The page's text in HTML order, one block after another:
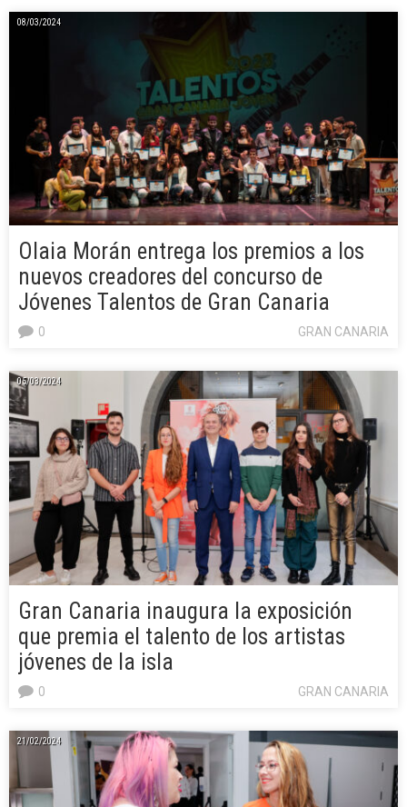
08/03/2024
Olaia Morán entrega los premios a los
nuevos creadores del concurso de
Jóvenes Talentos de Gran Canaria
GRAN CANARIA
0
05/03/2024
Gran Canaria inaugura la exposición
que premia el talento de los artistas
jóvenes de la isla
GRAN CANARIA
0
21/02/2024